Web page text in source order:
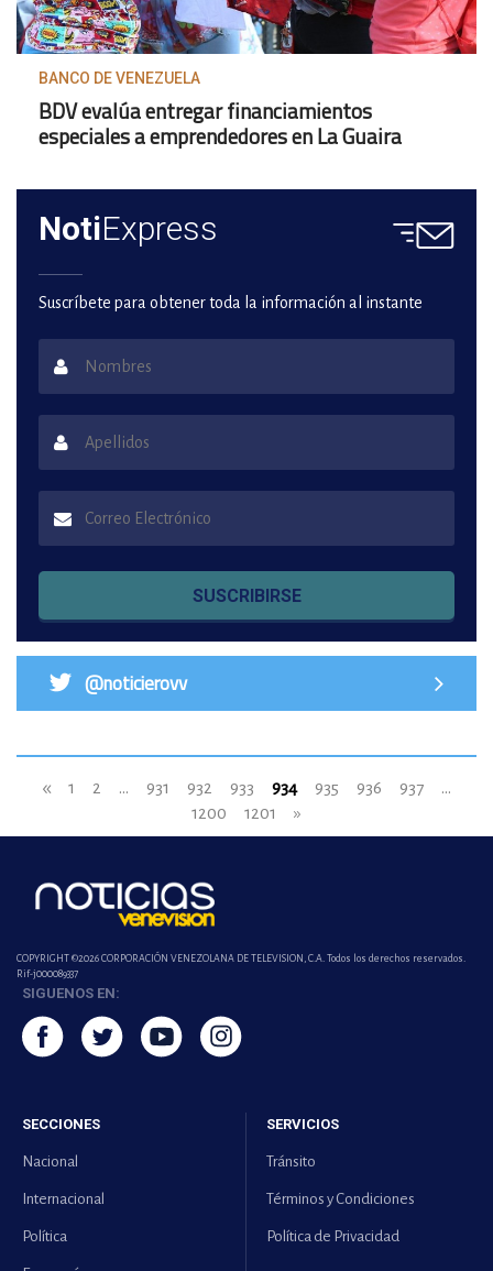
BANCO DE VENEZUELA
BDV evalúa entregar financiamientos
especiales a emprendedores en La Guaira
NotiExpress
Suscríbete para obtener toda la información al instante
SUSCRIBIRSE
@noticierovv
« 1 2 ... 931 932 933 934 935 936 937
...
1200
1201 »
COPYRIGHT ©2026 CORPORACIÓN VENEZOLANA DE TELEVISION, C.A. Todos los derechos reservados.
Rif-j000089337
SIGUENOS EN:
SECCIONES
Nacional
Internacional
Política
SERVICIOS
Tránsito
Términos y Condiciones
Política de Privacidad